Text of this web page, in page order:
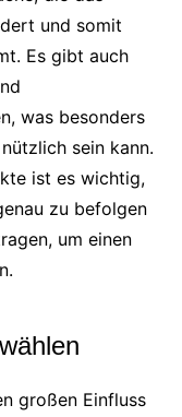
und somit
Es gibt auch
was besonders
sein kann.
ist es wichtig,
zu befolgen
um einen
großen Einfluss